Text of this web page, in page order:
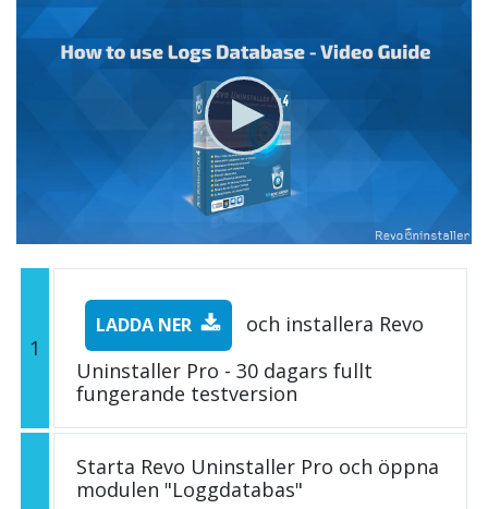
1
LADDA NER
och installera Revo
Uninstaller Pro - 30 dagars fullt
fungerande testversion
Starta Revo Uninstaller Pro och öppna
modulen "Loggdatabas"